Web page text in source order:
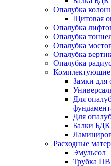
Опалубка
Щитовая
Опалубка
Опалубка
Опалубка
Опалубка
Опалубка
Комплектующие
Замки для
Для
Для
Балки БДК
Расходные
Эмульсол
Трубка